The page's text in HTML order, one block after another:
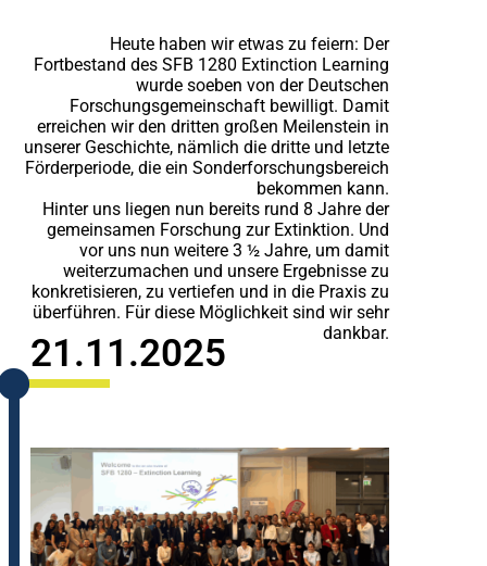
Heute haben wir etwas zu feiern: Der
Fortbestand des SFB 1280 Extinction Learning
wurde soeben von der Deutschen
Forschungsgemeinschaft bewilligt. Damit
erreichen wir den dritten großen Meilenstein in
unserer Geschichte, nämlich die dritte und letzte
Förderperiode, die ein Sonderforschungsbereich
bekommen kann.
Hinter uns liegen nun bereits rund 8 Jahre der
gemeinsamen Forschung zur Extinktion. Und
vor uns nun weitere 3 ½ Jahre, um damit
weiterzumachen und unsere Ergebnisse zu
konkretisieren, zu vertiefen und in die Praxis zu
überführen. Für diese Möglichkeit sind wir sehr
dankbar.
21.11.2025